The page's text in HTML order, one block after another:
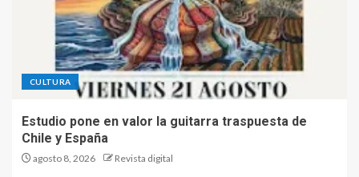
CULTURA
Estudio pone en valor la guitarra traspuesta de
Chile y España
agosto 8, 2026 Revista digital